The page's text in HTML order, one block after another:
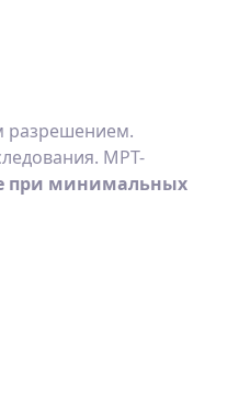
разрешением.
МРТ-
при минимальных